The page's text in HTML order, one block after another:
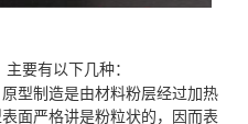
要有以下几种：
型制造是由材料粉层经过加热
面严格讲是粉粒状的，因而表